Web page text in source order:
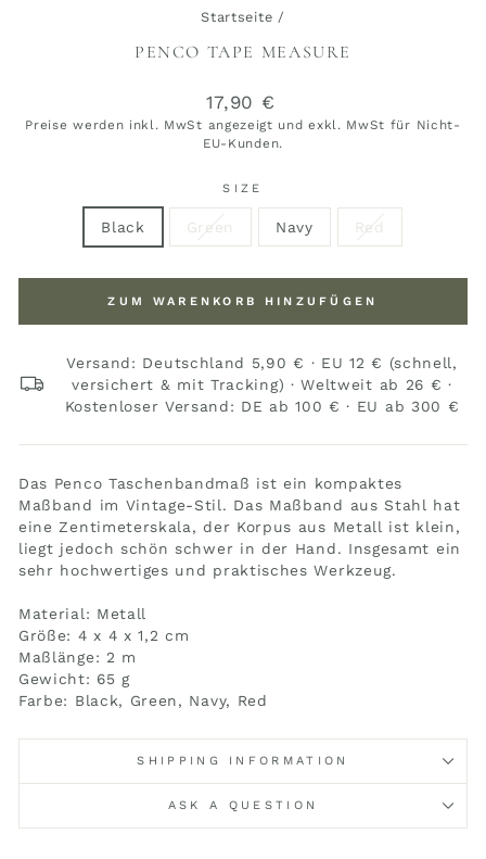
Startseite /
PENCO TAPE MEASURE
Normaler
Preis
17,90 €
Preise werden inkl. MwSt angezeigt und exkl. MwSt für Nicht-
EU-Kunden.
SIZE
Black Green Navy Red
ZUM WARENKORB HINZUFÜGEN
Versand: Deutschland 5,90 € · EU 12 € (schnell,
versichert & mit Tracking) · Weltweit ab 26 € ·
Kostenloser Versand: DE ab 100 € · EU ab 300 €
Das Penco Taschenbandmaß ist ein kompaktes
Maßband im Vintage-Stil. Das Maßband aus Stahl hat
eine Zentimeterskala, der Korpus aus Metall ist klein,
liegt jedoch schön schwer in der Hand. Insgesamt ein
sehr hochwertiges und praktisches Werkzeug.
Material: Metall
Größe: 4 x 4 x 1,2 cm
Maßlänge: 2 m
Gewicht: 65 g
Farbe: Black, Green, Navy, Red
SHIPPING INFORMATION
ASK A QUESTION